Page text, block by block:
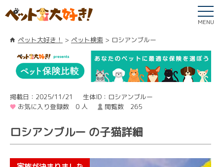
MENU
ペット大好き！ ペット検索 ロシアンブルー
掲載日：2025/11/21
生体ID：ロシアンブルー
お気に入り登録数 0 人
閲覧数 265
ロシアンブルー の子猫詳細